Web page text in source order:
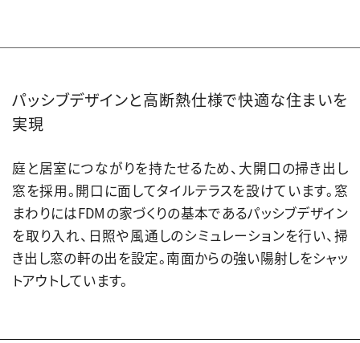
パッシブデザインと高断熱仕様で快適な住まいを
実現
庭と居室につながりを持たせるため、大開口の掃き出し
窓を採用。開口に面してタイルテラスを設けています。窓
まわりにはFDMの家づくりの基本であるパッシブデザイン
を取り入れ、日照や風通しのシミュレーションを行い、掃
き出し窓の軒の出を設定。南面からの強い陽射しをシャッ
トアウトしています。